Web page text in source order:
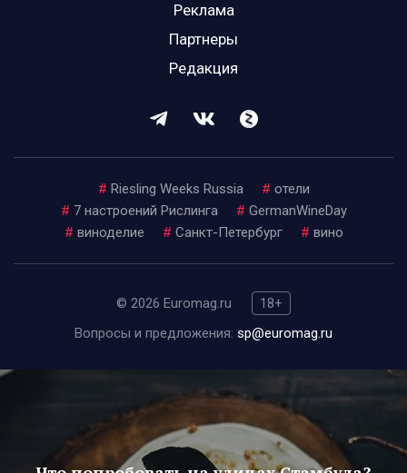
Реклама
Партнеры
Редакция
# Riesling Weeks Russia # отели
# 7 настроений Рислинга # GermanWineDay
# виноделие # Санкт-Петербург # вино
© 2026 Euromag.ru
18+
Вопросы и предложения: sp@euromag.ru